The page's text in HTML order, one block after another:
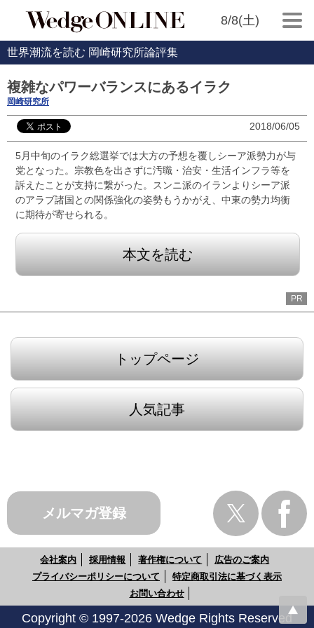
8/8(土)
世界潮流を読む 岡崎研究所論評集
複雑なパワーバランスにあるイラク
岡崎研究所
2018/06/05
5月中旬のイラク総選挙では大方の予想を覆しシーア派勢力が与
党となった。宗教色を出さずに汚職・治安・生活インフラ等を
訴えたことが支持に繋がった。スンニ派のイランよりシーア派
のアラブ諸国との関係強化の姿勢もうかがえ、中東の勢力均衡
に期待が寄せられる。
本文を読む
PR
トップページ
人気記事
メルマガ登録
会社案内 採用情報 著作権について
広告のご案内
プライバシーポリシーについて
特定商取引法に基づく表示
お問い合わせ
Copyright © 1997-2026 Wedge Rights Reserved